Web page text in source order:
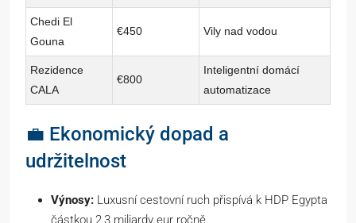
Chedi El
Gouna
€450 Vily nad vodou
Rezidence
CALA
€800
Inteligentní domácí
automatizace
💼 Ekonomický dopad a
udržitelnost
Výnosy: Luxusní cestovní ruch přispívá k HDP Egypta
částkou 2,3 miliardy eur ročně.